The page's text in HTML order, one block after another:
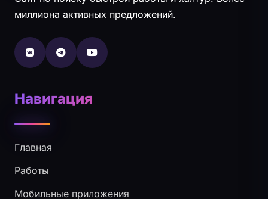
миллиона активных предложений.
Навигация
Главная
Работы
Мобильные приложения